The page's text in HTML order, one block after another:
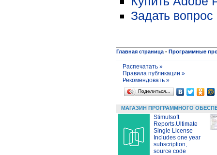
Задать
Главная страница - Программные
Распечатать »
Правила публикации »
Рекомендовать »
Поделиться…
МАГАЗИН ПРОГРАММНОГО
Stimulsoft
Reports.Ultimate
Single License
Includes one year
subscription,
source code